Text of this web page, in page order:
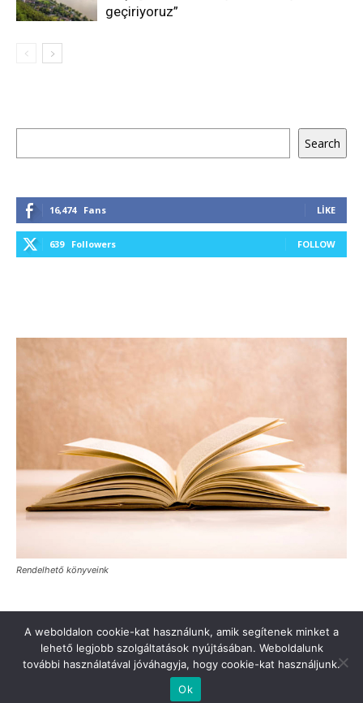
geçiriyoruz”
Search
16,474 Fans LIKE
639 Followers FOLLOW
Rendelhető könyveink
Türkinfo’ya destek verin Değerli Okur! İletişim Hakkımızda
© Turkinfo.hu 2020
A weboldalon cookie-kat használunk, amik segítenek minket a
lehető legjobb szolgáltatások nyújtásában. Weboldalunk
további használatával jóváhagyja, hogy cookie-kat használjunk.
Ok